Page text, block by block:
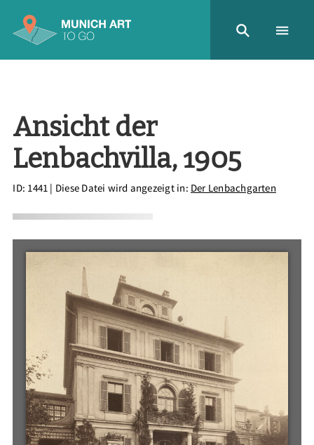
Ansicht der
Lenbachvilla, 1905
ID: 1441 | Diese Datei wird angezeigt in: Der Lenbachgarten